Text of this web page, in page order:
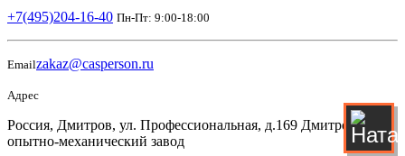
+7(495)204-16-40 Пн-Пт: 9:00-18:00
Emailzakaz@casperson.ru
Адрес
Россия, Дмитров, ул. Профессиональная, д.169 Дмитровский
опытно-механический завод